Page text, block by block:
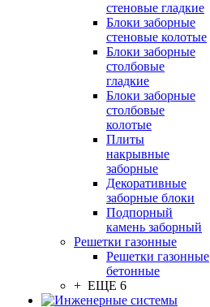
стеновые гладкие
Блоки заборные
стеновые колотые
Блоки заборные
столбовые
гладкие
Блоки заборные
столбовые
колотые
Плиты
накрывные
заборные
Декоративные
заборные блоки
Подпорный
камень заборный
Решетки газонные
Решетки газонные
бетонные
+ ЕЩЕ 6